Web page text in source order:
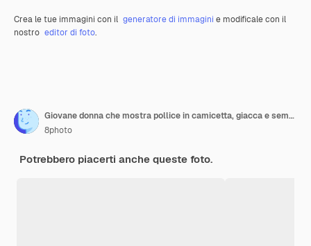
Crea le tue immagini con il generatore di immagini e modificale con il
nostro editor di foto.
Giovane donna che mostra pollice in camicetta, giacca e sembra allegra. Vista frontale.
8photo
Potrebbero piacerti anche queste foto.